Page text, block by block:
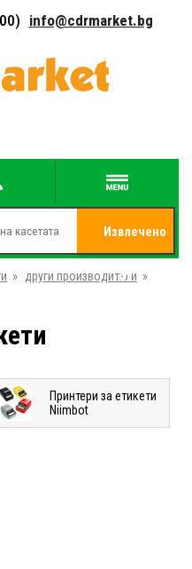
info@cdrmarket.bg
Извлечено
от
» други производители »
Принтери за етикети
Niimbot